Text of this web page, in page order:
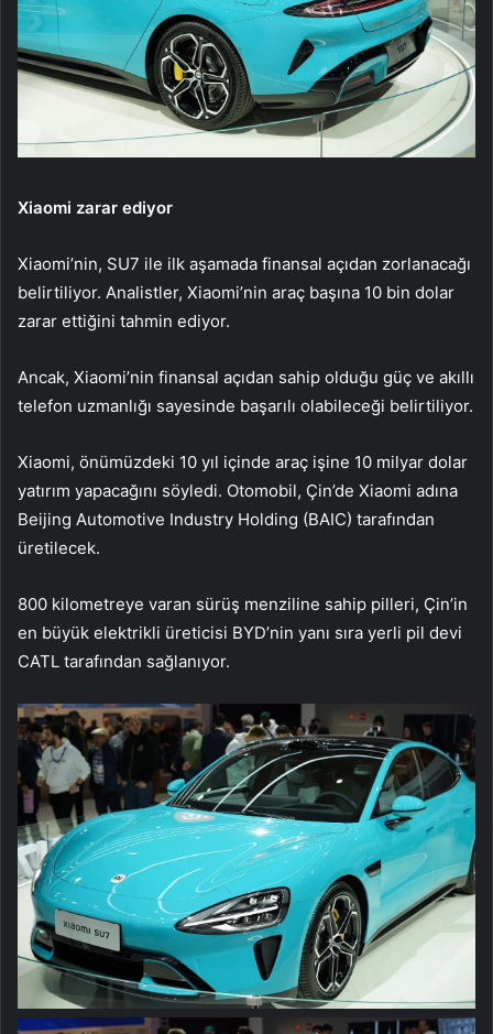
Xiaomi zarar ediyor
Xiaomi’nin, SU7 ile ilk aşamada finansal açıdan zorlanacağı
belirtiliyor. Analistler, Xiaomi’nin araç başına 10 bin dolar
zarar ettiğini tahmin ediyor.
Ancak, Xiaomi’nin finansal açıdan sahip olduğu güç ve akıllı
telefon uzmanlığı sayesinde başarılı olabileceği belirtiliyor.
Xiaomi, önümüzdeki 10 yıl içinde araç işine 10 milyar dolar
yatırım yapacağını söyledi. Otomobil, Çin’de Xiaomi adına
Beijing Automotive Industry Holding (BAIC) tarafından
üretilecek.
800 kilometreye varan sürüş menziline sahip pilleri, Çin’in
en büyük elektrikli üreticisi BYD’nin yanı sıra yerli pil devi
CATL tarafından sağlanıyor.